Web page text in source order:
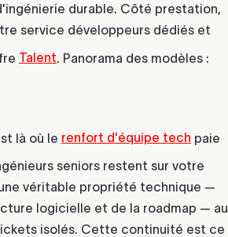
durable. Côté prestation,
service développeurs dédiés et
Talent. Panorama des modèles :
là où le renfort d'équipe tech paie
seniors restent sur votre
véritable propriété technique —
logicielle et de la roadmap — au
isolés. Cette continuité est ce